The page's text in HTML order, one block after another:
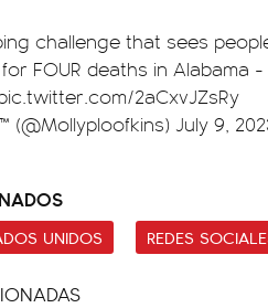
challenge that sees
FOUR deaths in
2aCxvJZsRy
(@Mollyploofkins) July 9,
UNIDOS REDES